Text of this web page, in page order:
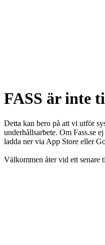
FASS är inte
Detta kan bero på att vi utför
underhållsarbete. Om Fass.se
ladda ner via App Store eller
Välkommen åter vid ett senare